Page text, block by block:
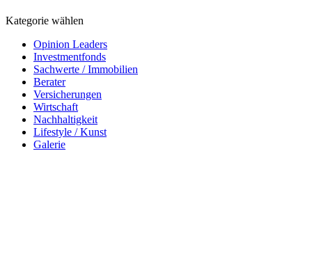
Kategorie wählen
Opinion Leaders
Investmentfonds
Sachwerte / Immobilien
Berater
Versicherungen
Wirtschaft
Nachhaltigkeit
Lifestyle / Kunst
Galerie